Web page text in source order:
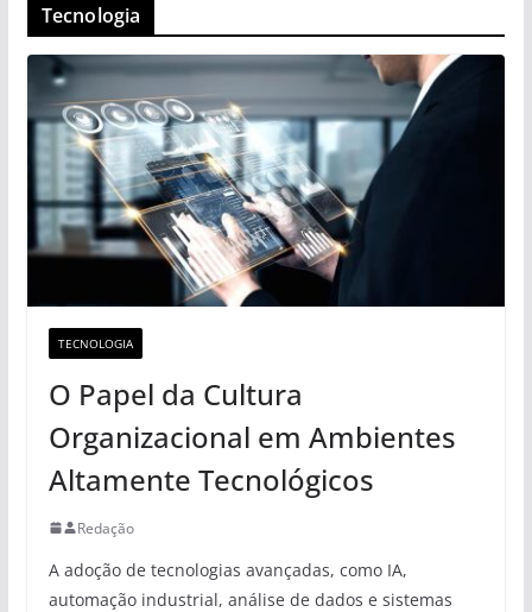
Tecnologia
TECNOLOGIA
O Papel da Cultura
Organizacional em Ambientes
Altamente Tecnológicos
Redação
A adoção de tecnologias avançadas, como IA,
automação industrial, análise de dados e sistemas